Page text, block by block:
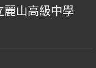
麗山高級中學